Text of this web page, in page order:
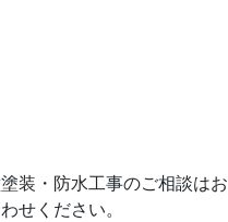
装・防水工事のご相談はお
せください。